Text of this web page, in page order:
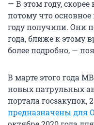
— В этом году, скорее
потому что
году получили. Они
года, ближе к этому
более подробно, —
В марте этого года
новых патрульных
портала госзакупок,
предназначены для